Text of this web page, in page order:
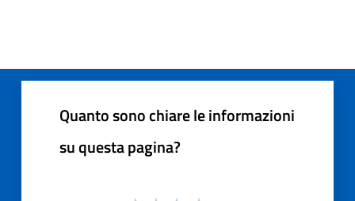
Quanto sono chiare le informazioni
su questa pagina?